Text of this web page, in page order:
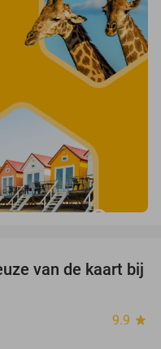
40%
van de kaart bij
9.9 star